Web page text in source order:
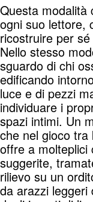
Questa modalità
ogni suo lettore,
ricostruire per
Nello stesso
sguardo di chi
edificando
luce e di pezzi
individuare i
spazi intimi. Un
che nel gioco
offre a molteplici
suggerite,
rilievo su un
da arazzi leggeri